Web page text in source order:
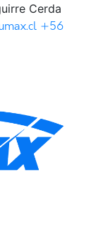
Cerda
+56